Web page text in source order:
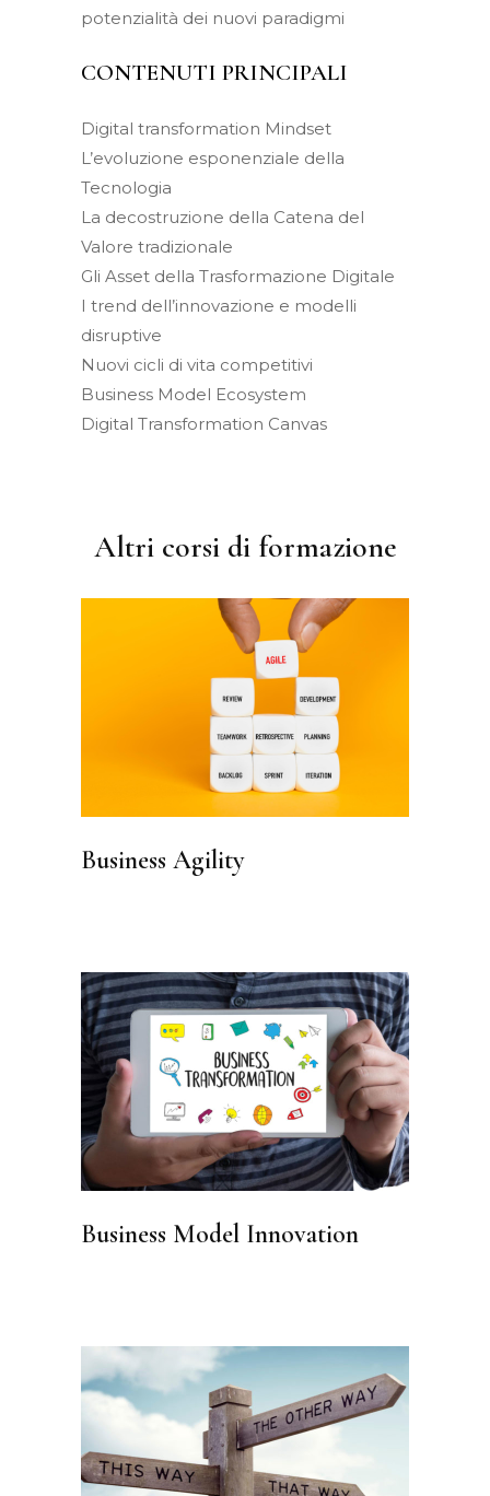
potenzialità dei nuovi paradigmi
CONTENUTI PRINCIPALI
Digital transformation Mindset
L’evoluzione esponenziale della
Tecnologia
La decostruzione della Catena del
Valore tradizionale
Gli Asset della Trasformazione Digitale
I trend dell’innovazione e modelli
disruptive
Nuovi cicli di vita competitivi
Business Model Ecosystem
Digital Transformation Canvas
Altri corsi di formazione
Business Agility
Business Model Innovation